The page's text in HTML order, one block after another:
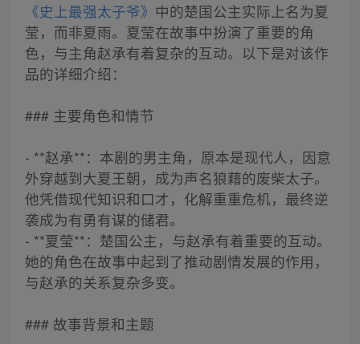
《史上最强太子爷》 中的楚国公主实际上名为夏
莹，而非夏雨。夏莹在故事中扮演了重要的角
色，与主角赵承有着复杂的互动。以下是对该作
品的详细介绍：
### 主要角色和情节
- **赵承**：本剧的男主角，原本是现代人，因意
外穿越到大夏王朝，成为声名狼藉的废柴太子。
他凭借现代知识和口才，化解重重危机，最终逆
袭成为有勇有谋的储君。
- **夏莹**：楚国公主，与赵承有着重要的互动。
她的角色在故事中起到了推动剧情发展的作用，
与赵承的关系复杂多变。
### 故事背景和主题